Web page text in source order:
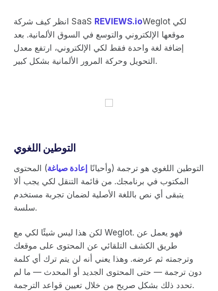
انظر كيف شركة SaaS REVIEWS.ioWeglot لكي
موقعها الإلكتروني والتوسع في السوق الألمانية. بعد
إضافة لغة واحدة فقط لكي الإلكتروني، ارتفع معدل
التحويل وحركة المرور الألمانية بشكل كبير.
التوطين اللغوي
التوطين اللغوي هو ترجمة (وأحيانًا إعادة صياغة) المحتوى
المكتوب في برنامجك. من قائمة التنقل لكي يجب ألا
يتبقى أي نص باللغة الأصلية لضمان تجربة مستخدم
سلسة.
لكن هذا ليس شيئًا لكي مع Weglot. فهو يعمل عن
طريق الكشف التلقائي عن المحتوى على موقعك
وترجمته ثم عرضه. وهذا يعني أنه لن يتم ترك أي كلمة
دون ترجمة — حتى المحتوى الجديد أو المحدث — ما لم
تحدد ذلك بشكل صريح من خلال تعيين قواعد الترجمة.